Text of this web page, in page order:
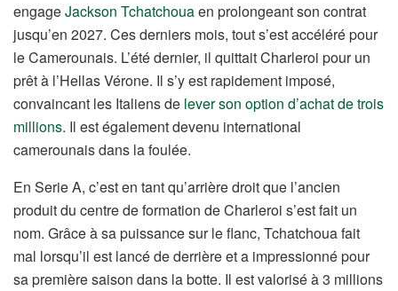
engageJackson Tchatchouaen prolongeant son contrat
jusqu’en 2027. Ces derniers mois, tout s’est accéléré pour
le Camerounais. L’été dernier, il quittait Charleroi pour un
prêt à l’Hellas Vérone. Il s’y est rapidement imposé,
convaincant les Italiens de lever son option d’achat de trois
millions. Il est également devenu international
camerounais dans la foulée.
En Serie A, c’est en tant qu’arrière droit que l’ancien
produit du centre de formation de Charleroi s’est fait un
nom. Grâce à sa puissance sur le flanc, Tchatchoua fait
mal lorsqu’il est lancé de derrière et a impressionné pour
sa première saison dans la botte. Il est valorisé à 3 millions